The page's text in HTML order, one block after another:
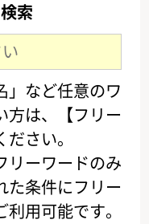
索
など任意のワ
方は、【フリー
さい。
ーワードのみ
条件にフリー
用可能です。